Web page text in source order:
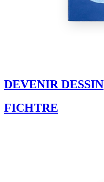
DEVENIR DESSIN
FICHTRE